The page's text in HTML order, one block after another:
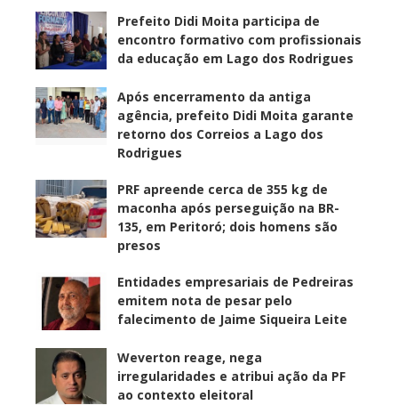
Prefeito Didi Moita participa de
encontro formativo com profissionais
da educação em Lago dos Rodrigues
Após encerramento da antiga
agência, prefeito Didi Moita garante
retorno dos Correios a Lago dos
Rodrigues
PRF apreende cerca de 355 kg de
maconha após perseguição na BR-
135, em Peritoró; dois homens são
presos
Entidades empresariais de Pedreiras
emitem nota de pesar pelo
falecimento de Jaime Siqueira Leite
Weverton reage, nega
irregularidades e atribui ação da PF
ao contexto eleitoral